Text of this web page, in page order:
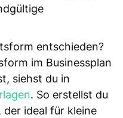
entschieden?
im Businessplan
siehst du in
. So erstellst du
der ideal für kleine